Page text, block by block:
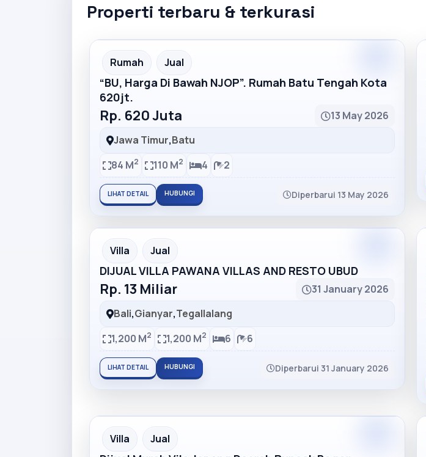
Properti terbaru & terkurasi
Partner Ad
Rumah Jual
“BU, Harga Di Bawah NJOP”. Rumah Batu Tengah Kota
620jt.
Rp. 620 Juta
13 May 2026
Jawa Timur,Batu
84 M2 110 M2 4 2
LIHAT DETAIL HUBUNGI Diperbarui 13 May 2026
Partner Ad
Villa Jual
DIJUAL VILLA PAWANA VILLAS AND RESTO UBUD
Rp. 13 Miliar
31 January 2026
Bali,Gianyar,Tegallalang
1,200 M2 1,200 M2 6 6
LIHAT DETAIL HUBUNGI Diperbarui 31 January 2026
Partner Ad
Villa Jual